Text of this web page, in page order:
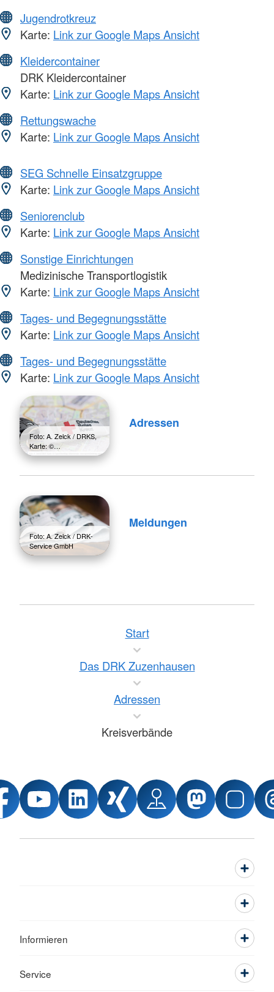
Jugendrotkreuz
Karte: Link zur Google Maps Ansicht
Kleidercontainer
DRK Kleidercontainer
Karte: Link zur Google Maps Ansicht
Rettungswache
Karte: Link zur Google Maps Ansicht
SEG Schnelle Einsatzgruppe
Karte: Link zur Google Maps Ansicht
Seniorenclub
Karte: Link zur Google Maps Ansicht
Sonstige Einrichtungen
Medizinische Transportlogistik
Karte: Link zur Google Maps Ansicht
Tages- und Begegnungsstätte
Karte: Link zur Google Maps Ansicht
Tages- und Begegnungsstätte
Karte: Link zur Google Maps Ansicht
Foto: A. Zelck / DRKS,
Karte: ©…
Adressen
Foto: A. Zelck / DRK-
Service GmbH
Meldungen
Start
Das DRK Zuzenhausen
Adressen
Kreisverbände
Informieren
Service